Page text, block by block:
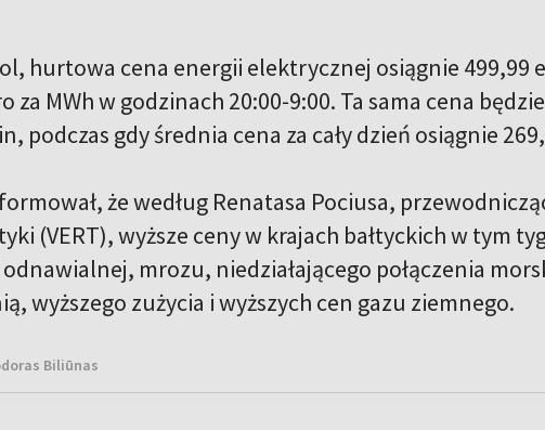
hurtowa cena energii elektrycznej osiągnie 499,99
za MWh w godzinach 20:00-9:00. Ta sama cena
podczas gdy średnia cena za cały dzień osiągnie
że według Renatasa Pociusa,
(VERT), wyższe ceny w krajach bałtyckich w tym
mrozu, niedziałającego połączenia
wyższego zużycia i wyższych cen gazu ziemnego.
Biliūnas